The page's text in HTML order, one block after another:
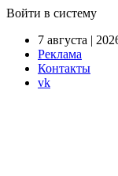
Войти в систему
7 августа |
Реклама
Контакты
vk